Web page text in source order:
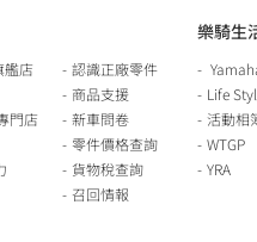
艦店
門店
認識正廠零件
商品支援
新車問卷
零件價格查詢
貨物稅查詢
召回情報
樂騎生
Life
活動相
WTGP
YRA